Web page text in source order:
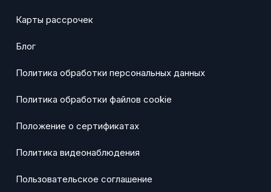
Карты рассрочек
Блог
Политика обработки персональных данных
Политика обработки файлов cookie
Положение о сертификатах
Политика видеонаблюдения
Пользовательское соглашение